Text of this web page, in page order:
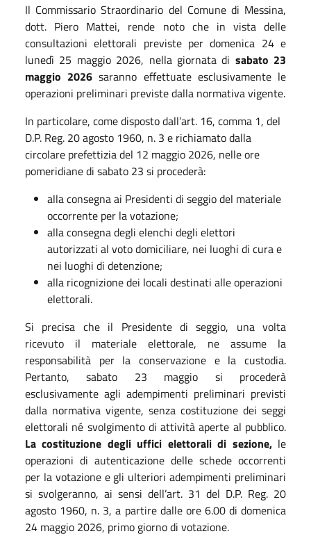
Il Commissario Straordinario del Comune di Messina,
dott. Piero Mattei, rende noto che in vista delle
consultazioni elettorali previste per domenica 24 e
lunedì 25 maggio 2026, nella giornata di sabato 23
maggio 2026 saranno effettuate esclusivamente le
operazioni preliminari previste dalla normativa vigente.
In particolare, come disposto dall’art. 16, comma 1, del
D.P. Reg. 20 agosto 1960, n. 3 e richiamato dalla
circolare prefettizia del 12 maggio 2026, nelle ore
pomeridiane di sabato 23 si procederà:
alla consegna ai Presidenti di seggio del materiale
occorrente per la votazione;
alla consegna degli elenchi degli elettori
autorizzati al voto domiciliare, nei luoghi di cura e
nei luoghi di detenzione;
alla ricognizione dei locali destinati alle operazioni
elettorali.
Si precisa che il Presidente di seggio, una volta
ricevuto il materiale elettorale, ne assume la
responsabilità per la conservazione e la custodia.
Pertanto, sabato 23 maggio si procederà
esclusivamente agli adempimenti preliminari previsti
dalla normativa vigente, senza costituzione dei seggi
elettorali né svolgimento di attività aperte al pubblico.
La costituzione degli uffici elettorali di sezione,le
operazioni di autenticazione delle schede occorrenti
per la votazione e gli ulteriori adempimenti preliminari
si svolgeranno, ai sensi dell’art. 31 del D.P. Reg. 20
agosto 1960, n. 3, a partire dalle ore 6.00 di domenica
24 maggio 2026, primo giorno di votazione.